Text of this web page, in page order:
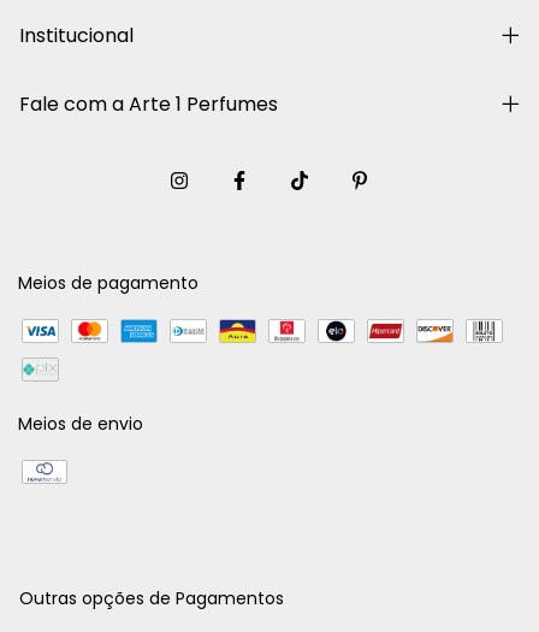
Institucional
Fale com a Arte 1 Perfumes
Meios de pagamento
Meios de envio
Outras opções de Pagamentos